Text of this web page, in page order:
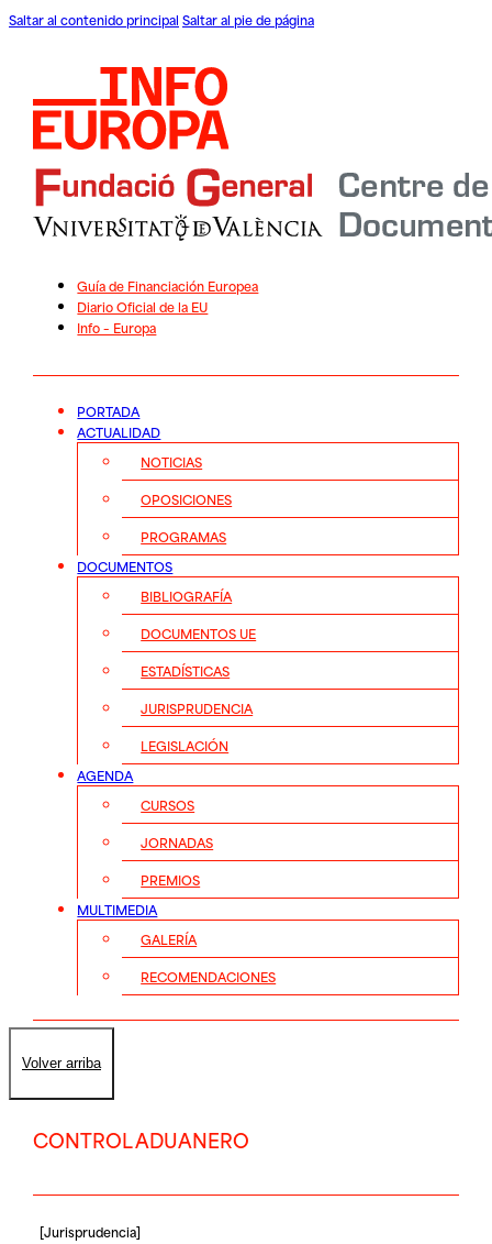
Saltar al contenido principal Saltar al pie de página
Guía de Financiación Europea
Diario Oficial de la EU
Info – Europa
PORTADA
ACTUALIDAD
NOTICIAS
OPOSICIONES
PROGRAMAS
DOCUMENTOS
BIBLIOGRAFÍA
DOCUMENTOS UE
ESTADÍSTICAS
JURISPRUDENCIA
LEGISLACIÓN
AGENDA
CURSOS
JORNADAS
PREMIOS
MULTIMEDIA
GALERÍA
RECOMENDACIONES
Volver arriba
CONTROL ADUANERO
[Jurisprudencia]